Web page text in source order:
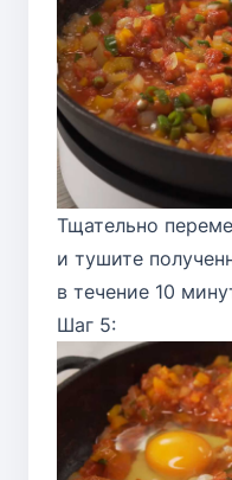
Тщательно
и тушите
в течение 10
Шаг 5: